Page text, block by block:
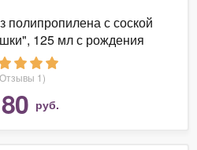
полипропилена с соской
125 мл с рождения
1)
80 руб.